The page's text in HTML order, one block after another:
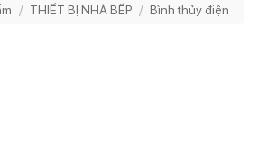
/ THIẾT BỊ NHÀ BẾP / Bình thủy điện